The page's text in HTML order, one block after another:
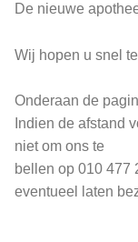
De nieuwe
Wij hopen u snel
Onderaan de
Indien de afstand
niet om ons te
bellen op 010 477
eventueel laten